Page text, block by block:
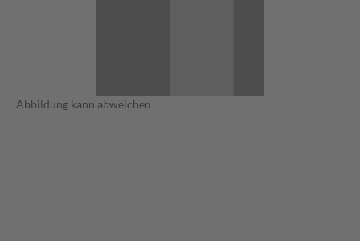
Abbildung kann abweichen